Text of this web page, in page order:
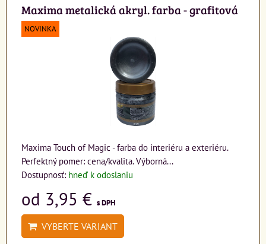
Maxima metalická akryl. farba - grafitová
NOVINKA
Maxima Touch of Magic - farba do interiéru a exteriéru.
Perfektný pomer: cena/kvalita. Výborná...
Dostupnosť: hneď k odoslaniu
od 3,95 € s DPH
VYBERTE VARIANT